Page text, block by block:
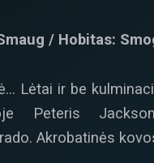
/ Hobitas:
Lėtai ir be
Peteris
Akrobatinės